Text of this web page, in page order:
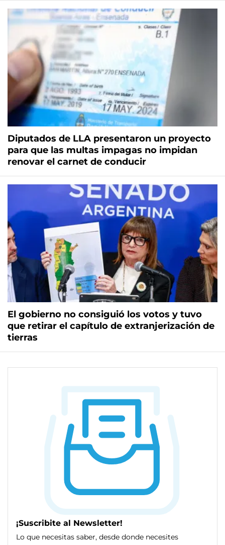
Diputados de LLA presentaron un proyecto
para que las multas impagas no impidan
renovar el carnet de conducir
El gobierno no consiguió los votos y tuvo
que retirar el capítulo de extranjerización de
tierras
¡Suscribite al Newsletter!
Lo que necesitas saber, desde donde necesites